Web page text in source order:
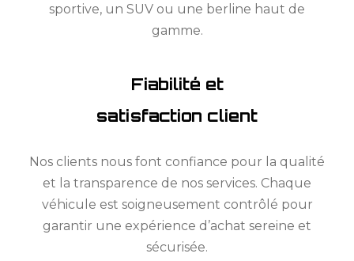
sportive, un SUV ou une berline haut de
gamme.
Fiabilité et
satisfaction client
Nos clients nous font confiance pour la qualité
et la transparence de nos services. Chaque
véhicule est soigneusement contrôlé pour
garantir une expérience d’achat sereine et
sécurisée.